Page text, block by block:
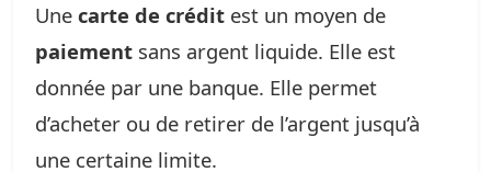
Une carte de crédit est un moyen de
paiement sans argent liquide. Elle est
donnée par une banque. Elle permet
d’acheter ou de retirer de l’argent jusqu’à
une certaine limite.